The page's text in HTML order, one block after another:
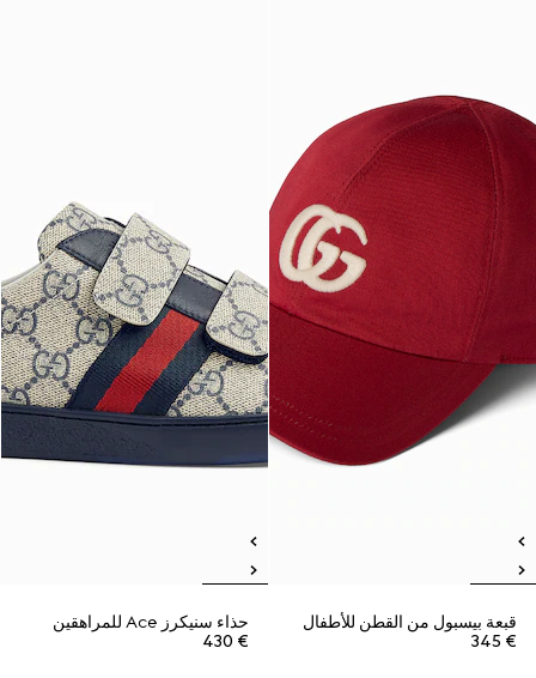
قبعة بيسبول من القطن للأطفال
€ 345
حذاء سنيكرز Ace للمراهقين
€ 430